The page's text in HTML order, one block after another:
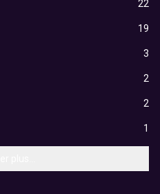
22
19
3
2
2
1